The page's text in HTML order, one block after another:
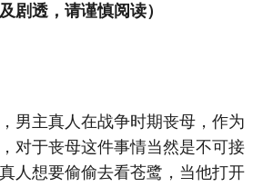
剧透，请谨慎阅读）
男主真人在战争时期丧母，作为
对于丧母这件事情当然是不可接
人想要偷偷去看苍鹭，当他打开